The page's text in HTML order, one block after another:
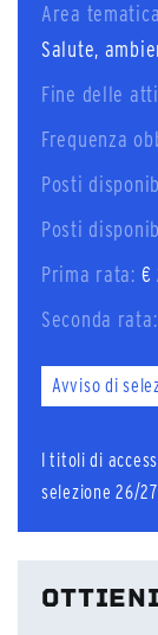
Area
Salute,
Fine delle
Frequenza
Posti
Posti
Prima rata: €
Seconda rata:
Avviso di
I titoli di
selezione 26/27